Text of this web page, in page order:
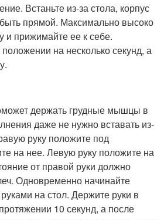
Встаньте из-за стола, корпус
прямой. Максимально высоко
и прижимайте ее к себе.
на несколько секунд, а
держать грудные мышцы в
даже не нужно вставать из-
руку положите под
на нее. Левую руку положите на
от правой руки должно
Одновременно начинайте
на стол. Держите руки в
10 секунд, а после